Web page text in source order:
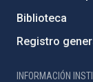
Biblioteca
Registro
INFORMACIÓN